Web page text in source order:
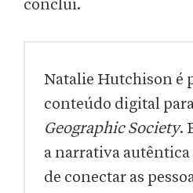
conclui.
Natalie Hutchison é
conteúdo digital
Geographic Society.
a narrativa autêntica
de conectar as